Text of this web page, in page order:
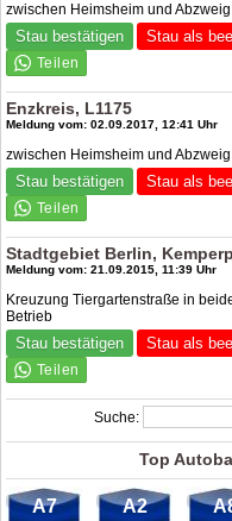
zwischen Heimsheim und
Stau bestätigen Stau als
Enzkreis, L1175
Meldung vom: 02.09.2017, 12:41 Uhr
zwischen Heimsheim und
Stau bestätigen Stau als
Stadtgebiet Berlin,
Meldung vom: 21.09.2015, 11:39 Uhr
Kreuzung Tiergartenstraße in
Betrieb
Stau bestätigen Stau als
Suche:
Top
A7 A2